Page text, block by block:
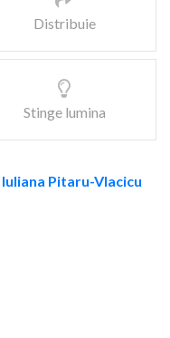
Distribuie
Stinge lumina
Iuliana Pitaru-Vlacicu